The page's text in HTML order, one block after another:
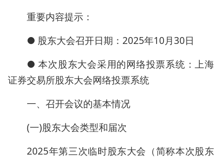
重要内容提示：
● 股东大会召开日期：2025年10月30日
● 本次股东大会采用的网络投票系统：上海
证券交易所股东大会网络投票系统
一、召开会议的基本情况
(一)股东大会类型和届次
2025年第三次临时股东大会（简称本次股东